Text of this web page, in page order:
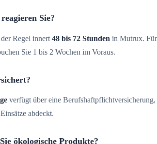
Sie?
Regel innert 48 bis 72 Stunden in Mutrux.
Sie 1 bis 2 Wochen im Voraus.
verfügt über eine
abdeckt.
ökologische Produkte?